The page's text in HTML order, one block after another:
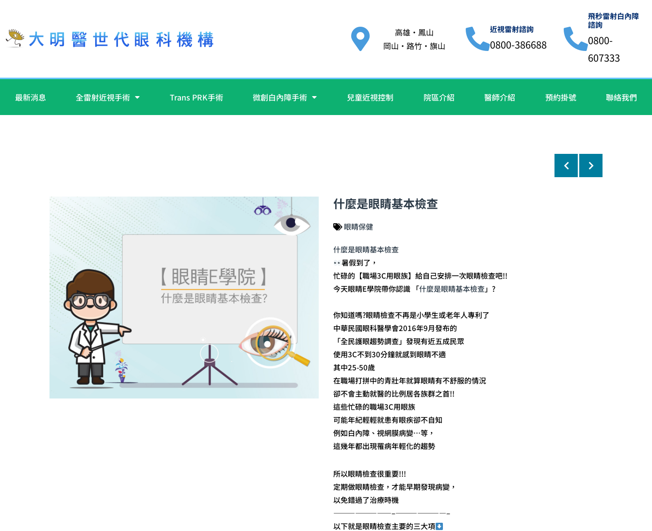
高雄‧鳳山
岡山‧路竹‧旗山
近視雷射諮詢
0800-386688
飛秒雷射白內障
諮詢
0800-
607333
最新消息 全雷射近視手術 Trans PRK手術 微創白內障手術 兒童近視控制 院區介紹 醫師介紹 預約掛號 聯絡我們
什麼是眼睛基本檢查
眼睛保健
什麼是眼睛基本檢查
暑假到了，
忙碌的【職場3C用眼族】給自己安排一次眼睛檢查吧!!
今天眼睛E學院帶你認識 「什麼是眼睛基本檢查」?
你知道嗎?眼睛檢查不再是小學生或老年人專利了
中華民國眼科醫學會2016年9月發布的
「全民護眼趨勢調查」發現有近五成民眾
使用3C不到30分鐘就感到眼睛不適
其中25-50歲
在職場打拼中的青壯年就算眼睛有不舒服的情況
卻不會主動就醫的比例居各族群之首!!
這些忙碌的職場3C用眼族
可能年紀輕輕就患有眼疾卻不自知
例如白內障、視網膜病變…等，
這幾年都出現罹病年輕化的趨勢
所以眼睛檢查很重要!!!
定期做眼睛檢查，才能早期發現病變，
以免錯過了治療時機
————————–———————–
以下就是眼睛檢查主要的三大項